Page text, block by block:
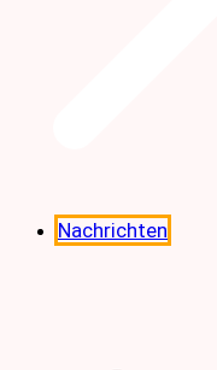
Nachrichten